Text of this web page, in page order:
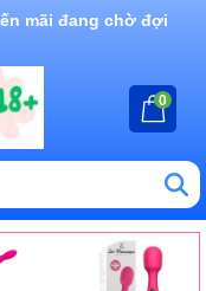
mãi đang chờ đợi
0